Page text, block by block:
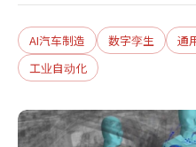
AI汽车制造 数字孪生 通
工业自动化